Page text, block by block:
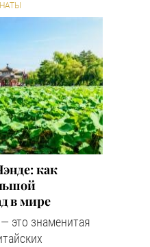
как
в мире
это знаменитая